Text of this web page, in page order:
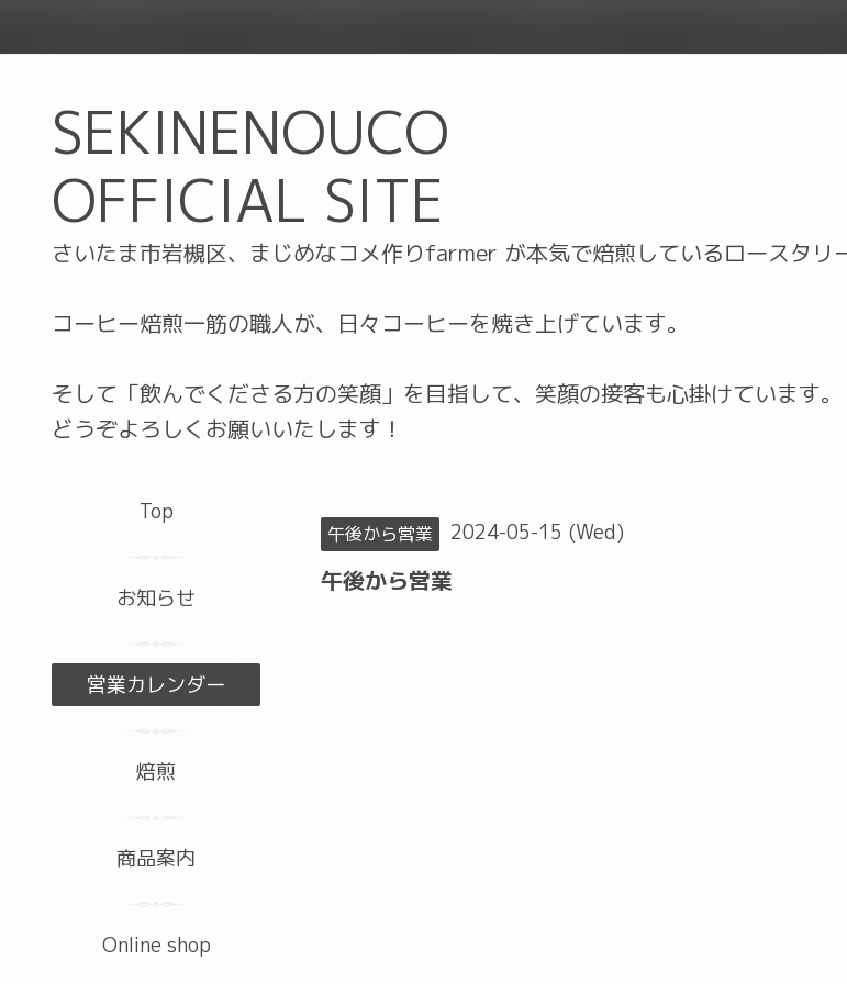
SEKINENOUCO
OFFICIAL SITE
さいたま市岩槻区、まじめなコメ作りfarmer が本気で焙煎しているロースタリ
コーヒー焙煎一筋の職人が、日々コーヒーを焼き上げています。
そして「飲んでくださる方の笑顔」を目指して、笑顔の接客も心掛けています。
どうぞよろしくお願いいたします！
午後から営業 2024-05-15 (Wed)
午後から営業
Top
お知らせ
営業カレンダー
焙煎
商品案内
Online shop